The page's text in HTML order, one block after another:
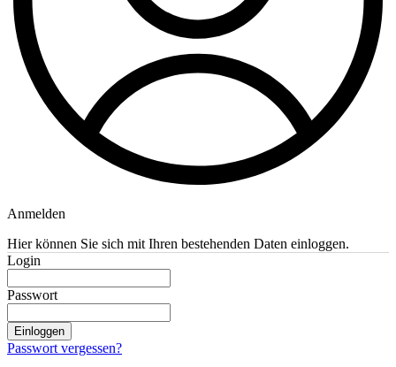
Anmelden
Hier können Sie sich mit Ihren bestehenden Daten einloggen.
Login
Passwort
Einloggen
Passwort vergessen?